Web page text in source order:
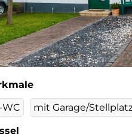
WC mit Garage/